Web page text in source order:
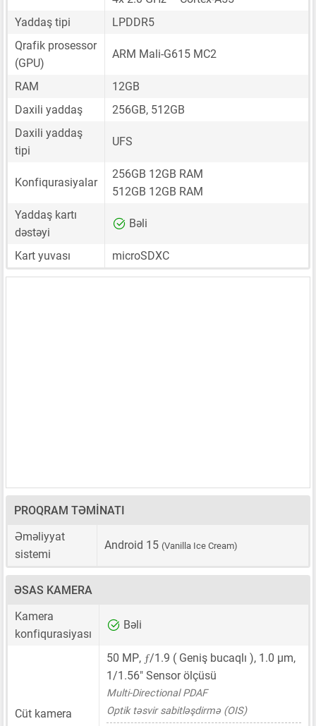
Yaddaş tipi
LPDDR5
Qrafik prosessor
(GPU)
ARM Mali-G615 MC2
RAM
12GB
Daxili yaddaş
256GB, 512GB
Daxili yaddaş
tipi
UFS
Konfiqurasiyalar
256GB 12GB RAM
512GB 12GB RAM
Yaddaş kartı
dəstəyi
Bəli
Kart yuvası microSDXC
PROQRAM TƏMINATI
Əməliyyat
sistemi
Android 15 (Vanilla Ice Cream)
ƏSAS KAMERA
Kamera
konfiqurasiyası
Bəli
Cüt kamera
50 MP, ƒ/1.9 ( Geniş bucaqlı ), 1.0 μm,
1/1.56" Sensor ölçüsü
Multi-Directional PDAF
Optik təsvir sabitləşdirmə (OIS)